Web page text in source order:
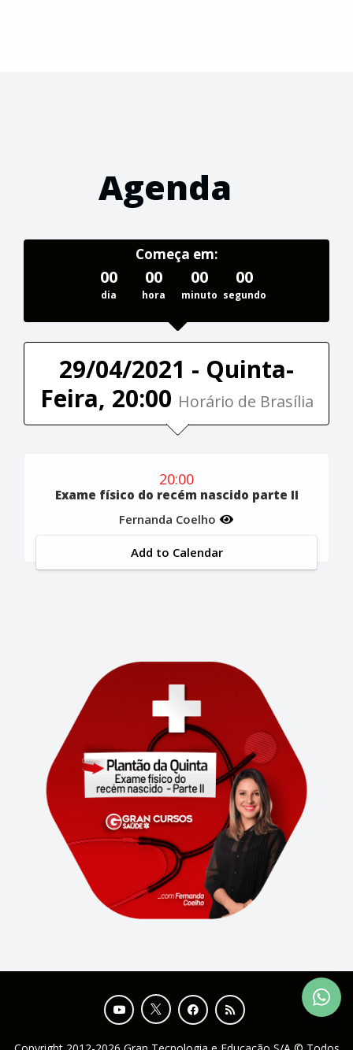
Agenda
Começa em:
00
dia
00
hora
00
minuto
00
segundo
29/04/2021 - Quinta-
Feira, 20:00 Horário de Brasília
20:00
Exame físico do recém nascido parte II
Fernanda Coelho
Add to Calendar